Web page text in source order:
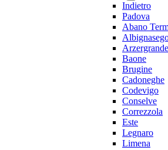
Indietro
Padova
Abano
Arzergrande
Baone
Brugine
Cadoneghe
Codevigo
Conselve
Correzzola
Este
Legnaro
Limena